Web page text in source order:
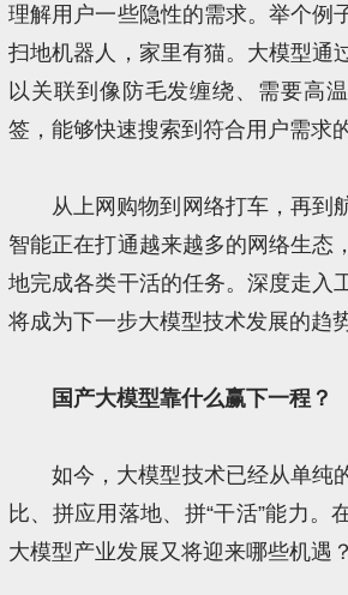
理解用户一些隐性的需求。举个例
扫地机器人，家里有猫。大模型通
以关联到像防毛发缠绕、需要高
签，能够快速搜索到符合用户需求
从上网购物到网络打车，再到
智能正在打通越来越多的网络生态
地完成各类干活的任务。深度走入
将成为下一步大模型技术发展的趋势
国产大模型靠什么赢下一程？
如今，大模型技术已经从单纯
比、拼应用落地、拼“干活”能力。
大模型产业发展又将迎来哪些机遇？